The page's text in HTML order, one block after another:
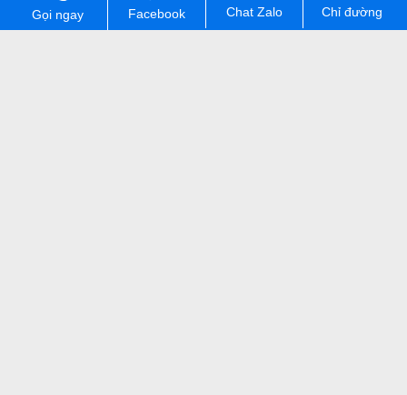
Trả góp lãi suất 0%
Gọi ngay Facebook Chat Zalo Chỉ đường